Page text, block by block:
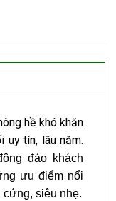
hề khó khăn
uy tín, lâu năm.
đảo khách
ưu điểm nổi
cứng, siêu nhẹ.